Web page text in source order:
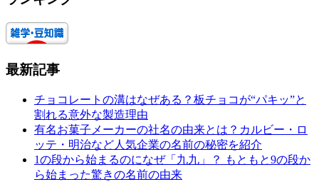
最新記事
チョコレートの溝はなぜある？板チョコが“パキッ”と
割れる意外な製造理由
有名お菓子メーカーの社名の由来とは？カルビー・ロ
ッテ・明治など人気企業の名前の秘密を紹介
1の段から始まるのになぜ「九九」？ もともと9の段か
ら始まった驚きの名前の由来